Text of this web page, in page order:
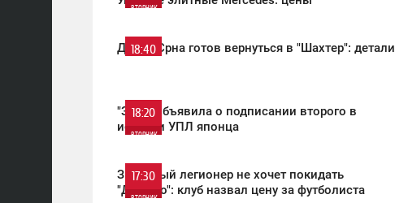
ВТОРНИК
18:40
Дарио Срна готов вернуться в "Шахтер": детали
18:20
ВТОРНИК
"Заря" объявила о подписании второго в
истории УПЛ японца
17:30
ВТОРНИК
Звездный легионер не хочет покидать
"Динамо": клуб назвал цену за футболиста